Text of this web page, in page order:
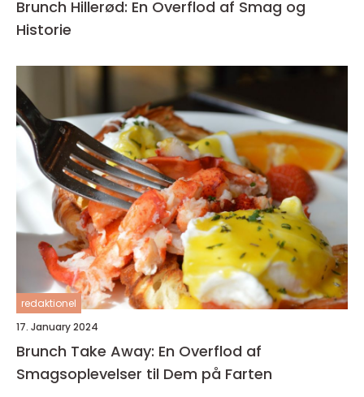
Brunch Hillerød: En Overflod af Smag og
Historie
redaktionel
17. January 2024
Brunch Take Away: En Overflod af
Smagsoplevelser til Dem på Farten